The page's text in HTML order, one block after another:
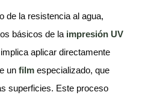
de la resistencia al agua,
básicos de la impresión UV
aplicar directamente
un film especializado, que
superficies. Este proceso